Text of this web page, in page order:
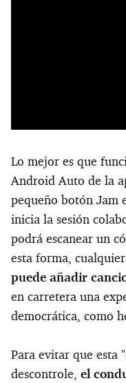
Lo mejor es que
Android Auto de la
pequeño botón Jam
inicia la sesión
podrá escanear un
esta forma,
puede añadir
en carretera una
democrática, como
Para evitar que esta
descontrole, el